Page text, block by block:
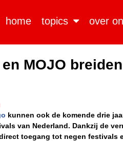
home topics over
MOJO
kunnen ook de komende drie
van Nederland. Dankzij de
toegang tot negen festivals